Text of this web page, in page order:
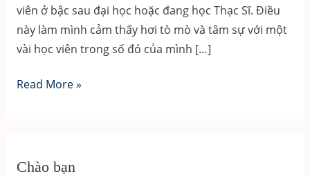
viên ở bậc sau đại học hoặc đang học Thạc Sĩ. Điều
này làm mình cảm thấy hơi tò mò và tâm sự với một
vài học viên trong số đó của mình […]
TOEIC
hoàn
Read More »
Chào bạn